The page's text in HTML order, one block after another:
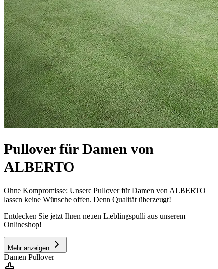
Pullover für Damen von
ALBERTO
Ohne Kompromisse: Unsere Pullover für Damen von ALBERTO
lassen keine Wünsche offen. Denn Qualität überzeugt!
Entdecken Sie jetzt Ihren neuen Lieblingspulli aus unserem
Onlineshop!
Mehr anzeigen
Damen Pullover